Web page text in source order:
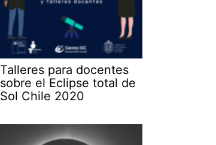
Talleres para docentes
sobre el Eclipse total de
Sol Chile 2020